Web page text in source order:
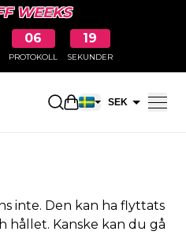
WEEKS
06
PROTOKOLL
19
SEKUNDER
ÖppnaSEK
INTE
inte. Den kan ha flyttats
hållet. Kanske kan du gå